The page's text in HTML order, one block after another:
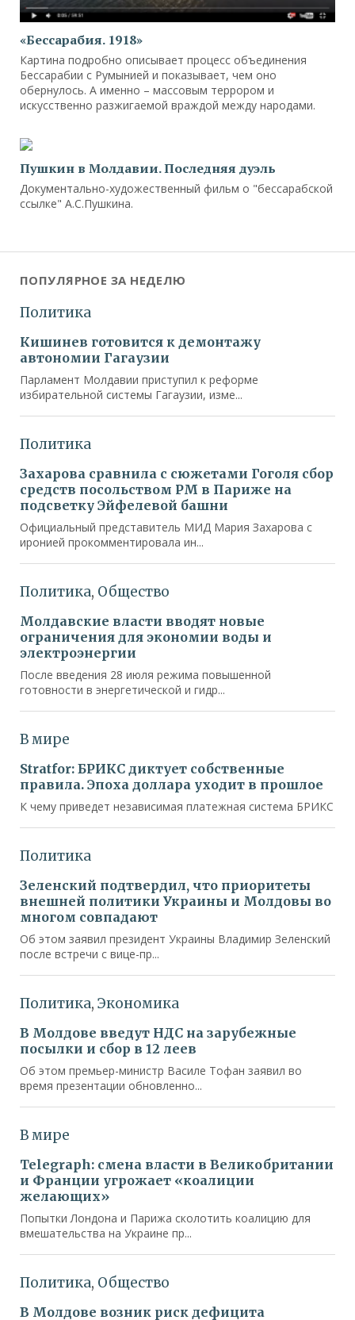
«Бессарабия. 1918»
Картина подробно описывает процесс объединения
Бессарабии с Румынией и показывает, чем оно
обернулось. А именно – массовым террором и
искусственно разжигаемой враждой между народами.
Пушкин в Молдавии. Последняя дуэль
Документально-художественный фильм о "бессарабской
ссылке" А.С.Пушкина.
ПОПУЛЯРНОЕ ЗА НЕДЕЛЮ